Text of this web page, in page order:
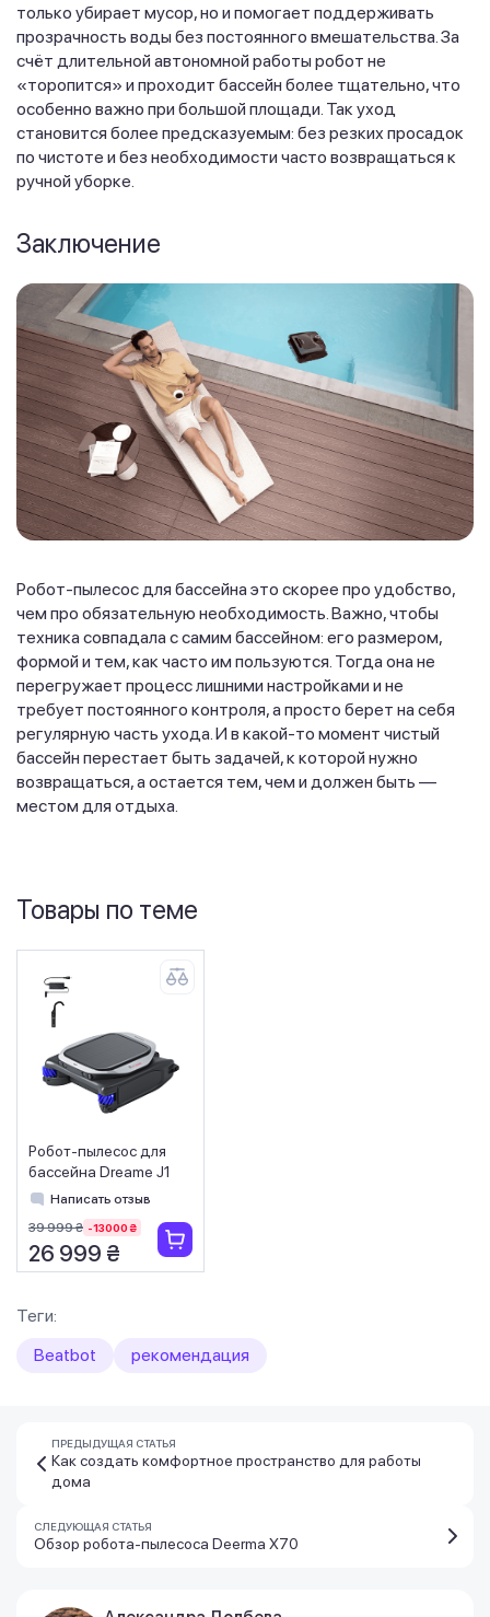
только убирает мусор, но и помогает поддерживать
прозрачность воды без постоянного вмешательства. За
счёт длительной автономной работы робот не
«торопится» и проходит бассейн более тщательно, что
особенно важно при большой площади. Так уход
становится более предсказуемым: без резких просадок
по чистоте и без необходимости часто возвращаться к
ручной уборке.
Заключение
Робот-пылесос для бассейна это скорее про удобство,
чем про обязательную необходимость. Важно, чтобы
техника совпадала с самим бассейном: его размером,
формой и тем, как часто им пользуются. Тогда она не
перегружает процесс лишними настройками и не
требует постоянного контроля, а просто берет на себя
регулярную часть ухода. И в какой-то момент чистый
бассейн перестает быть задачей, к которой нужно
возвращаться, а остается тем, чем и должен быть —
местом для отдыха.
Товары по теме
Робот-пылесос для
бассейна Dreame J1
Написать отзыв
39 999 ₴ -13000 ₴
26 999 ₴
Теги:
Beatbot
рекомендация
ПРЕДЫДУЩАЯ СТАТЬЯ
Как создать комфортное пространство для работы
дома
СЛЕДУЮЩАЯ СТАТЬЯ
Обзор робота-пылесоса Deerma X70